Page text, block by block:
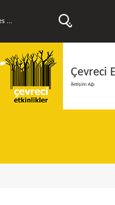
Çevreci
İletişim Ağı